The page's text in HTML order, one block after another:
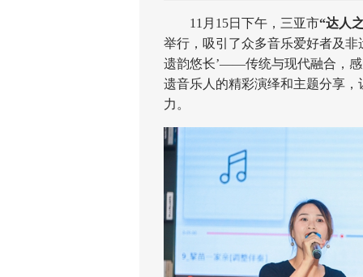
11月15日下午，三亚市“达人
举行，吸引了众多音乐爱好者及
遗韵悠长’——传统与现代融合，
遗音乐人的精彩演绎和主题分享
力。